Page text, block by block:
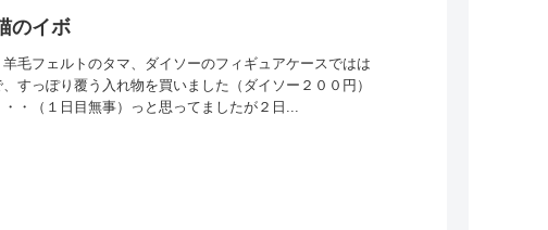
のイボ
毛フェルトのタマ、ダイソーのフィギュアケースではは
すっぽり覆う入れ物を買いました（ダイソー２００円）
・（１日目無事）っと思ってましたが２日...